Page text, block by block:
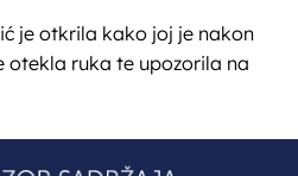
je otkrila kako joj je nakon
otekla ruka te upozorila na